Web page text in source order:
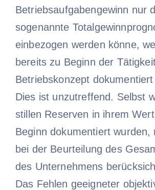
Betriebsaufgabengewinn nur
sogenannte
einbezogen werden könne,
bereits zu Beginn der
Betriebskonzept
Dies ist unzutreffend. Selbst
stillen Reserven in ihrem
Beginn dokumentiert wurden,
bei der Beurteilung des
des Unternehmens
Das Fehlen geeigneter